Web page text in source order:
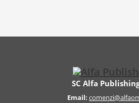
SC Alfa
Email: